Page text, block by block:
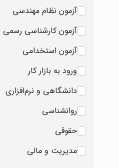
آزمون نظام مهندسی
آزمون کارشناسی رسمی
آزمون استخدامی
ورود به بازار کار
دانشگاهی و نرم‌افزاری
روانشناسی
حقوقی
مدیریت و مالی